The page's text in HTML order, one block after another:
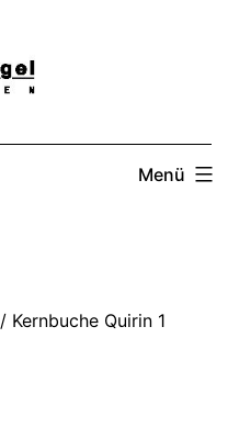
Menü
/ Kernbuche Quirin 1